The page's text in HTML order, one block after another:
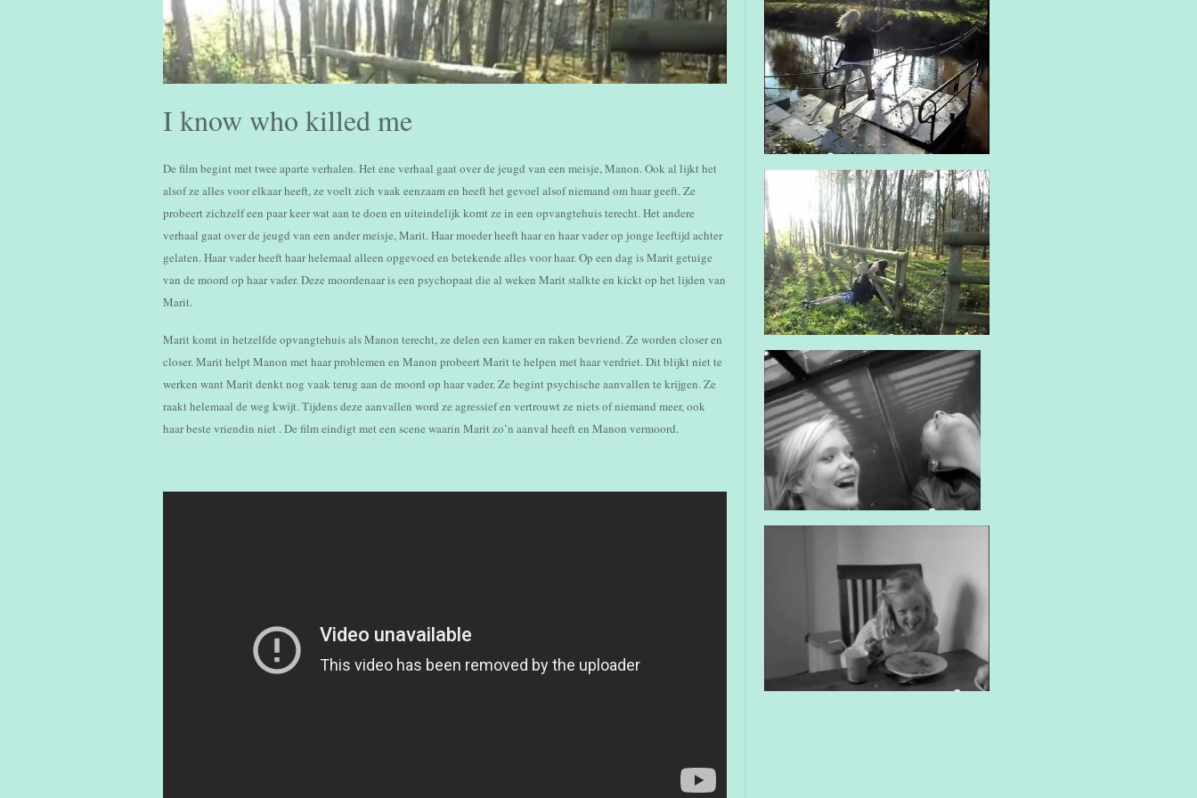
I know who killed me
De film begint met twee aparte verhalen. Het ene verhaal gaat over de jeugd van een meisje, Manon. Ook al lijkt het
alsof ze alles voor elkaar heeft, ze voelt zich vaak eenzaam en heeft het gevoel alsof niemand om haar geeft. Ze
probeert zichzelf een paar keer wat aan te doen en uiteindelijk komt ze in een opvangtehuis terecht. Het andere
verhaal gaat over de jeugd van een ander meisje, Marit. Haar moeder heeft haar en haar vader op jonge leeftijd achter
gelaten. Haar vader heeft haar helemaal alleen opgevoed en betekende alles voor haar. Op een dag is Marit getuige
van de moord op haar vader. Deze moordenaar is een psychopaat die al weken Marit stalkte en kickt op het lijden van
Marit.
Marit komt in hetzelfde opvangtehuis als Manon terecht, ze delen een kamer en raken bevriend. Ze worden closer en
closer. Marit helpt Manon met haar problemen en Manon probeert Marit te helpen met haar verdriet. Dit blijkt niet te
werken want Marit denkt nog vaak terug aan de moord op haar vader. Ze begint psychische aanvallen te krijgen. Ze
raakt helemaal de weg kwijt. Tijdens deze aanvallen word ze agressief en vertrouwt ze niets of niemand meer, ook
haar beste vriendin niet . De film eindigt met een scene waarin Marit zo’n aanval heeft en Manon vermoord.